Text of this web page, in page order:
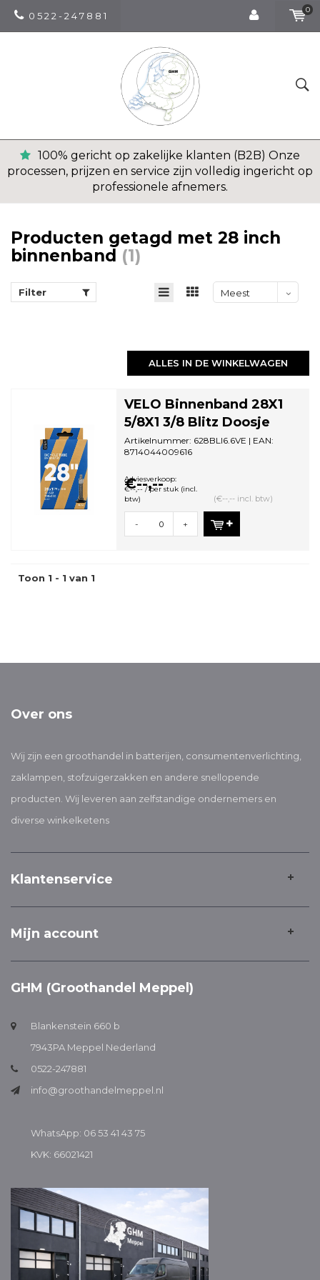
0 5 2 2 - 2 4 7 8 8 1
0
100% gericht op zakelijke klanten (B2B) Onze
processen, prijzen en service zijn volledig ingericht op
professionele afnemers.
Producten getagd met 28 inch
binnenband (1)
Filter
Meest
ALLES IN DE WINKELWAGEN
VELO Binnenband 28X1
5/8X1 3/8 Blitz Doosje
Artikelnummer: 628BLI6.6VE | EAN:
8714044009616
€--,--
Adviesverkoop:
€--,-- / per stuk (incl.
btw)
(€--,-- incl. btw)
- +
Toon 1 - 1 van 1
Over ons
Wij zijn een groothandel in batterijen, consumentenverlichting,
zaklampen, stofzuigerzakken en andere snellopende
producten. Wij leveren aan zelfstandige ondernemers en
diverse winkelketens
Klantenservice
Mijn account
GHM (Groothandel Meppel)
Blankenstein 660 b
7943PA Meppel Nederland
0522-247881
info@groothandelmeppel.nl
WhatsApp: 06 53 41 43 75
KVK: 66021421